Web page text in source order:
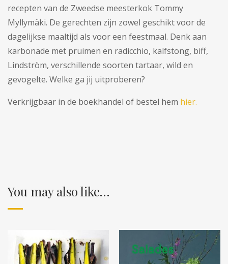
recepten van de Zweedse meesterkok Tommy
Myllymäki. De gerechten zijn zowel geschikt voor de
dagelijkse maaltijd als voor een feestmaal. Denk aan
karbonade met pruimen en radicchio, kalfstong, biff,
Lindström, verschillende soorten tartaar, wild en
gevogelte. Welke ga jij uitproberen?
Verkrijgbaar in de boekhandel of bestel hem hier.
You may also like…